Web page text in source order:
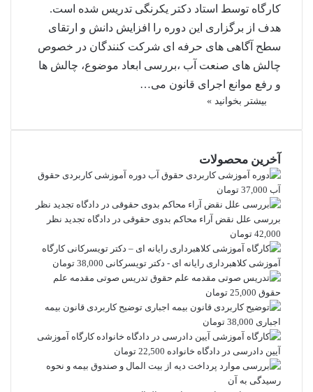
کارگاه توسط استاد دکتر یکرنگی تدریس شده است.
هدف از برگزاری این دوره را افزایش دانش و ارتقای
سطح آگاهی های حرفه ای شرکت کنندگان در خصوص
چالش های صنعت آب ،بررسی ابعاد موضوع، چالش ها
و رفع موانع اجرای قانون می…
بیشتر بخوانید »
آخرین محصولات
دوره آموزشی کاربردی حقوق
آب 37,000 تومان
بررسی علل نقض آراء محاکم بدوی حقوقی در دادگاه تجدید نظر
42,000 تومان
کارگاه
آموزشی کلاهبرداری رایانه ای - دکتر تویسرکانی 38,000 تومان
تدریس صوتی مقدمه علم
حقوق 25,000 تومان
توضیح کاربردی قانون بیمه
اجباری 38,000 تومان
کارگاه آموزشی
آیین دادرسی در دادگاه خانواده 22,500 تومان